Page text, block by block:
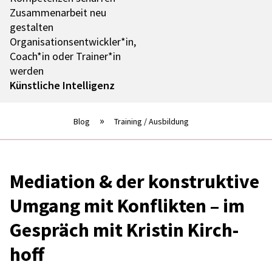
Zusam­men­ar­beit neu
gestal­ten
Organisationsentwickler*in,
Coach*in oder Trainer*in
werden
Künst­li­che Intel­li­genz
Blog Training / Ausbildung
Media­tion & der konstruk­tive
Umgang mit Konflik­ten – im
Gespräch mit Kris­tin Kirch­
hoff